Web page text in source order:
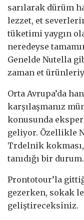
sarılarak dürüm
lezzet, et
tüketimi yaygın
neredeyse
Genelde Nutella
zaman et
Orta Avrupa’da
karşılaşmanız
konusunda
geliyor. Özellikle
Trdelnik
tanıdığı bir durum.
Prontotour’la
gezerken, sokak
geliştireceksiniz.